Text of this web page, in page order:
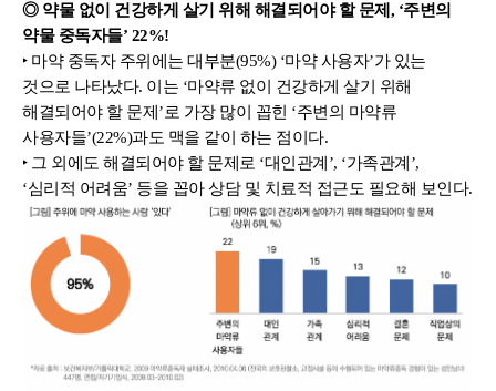
◎ 약물 없이 건강하게 살기 위해 해결되어야 할 문제, ‘주변의
약물 중독자들’ 22%!
‣ 마약 중독자 주위에는 대부분(95%) ‘마약 사용자’가 있는
것으로 나타났다. 이는 ‘마약류 없이 건강하게 살기 위해
해결되어야 할 문제’로 가장 많이 꼽힌 ‘주변의 마약류
사용자들’(22%)과도 맥을 같이 하는 점이다.
‣ 그 외에도 해결되어야 할 문제로 ‘대인관계’, ‘가족관계’,
‘심리적 어려움’ 등을 꼽아 상담 및 치료적 접근도 필요해 보인다.